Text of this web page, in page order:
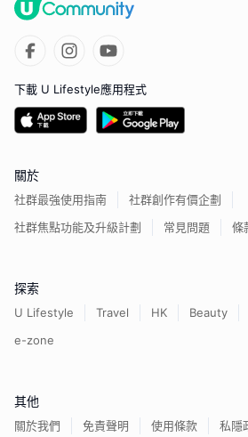
下載 U Lifestyle應用程式
關於
社群最強使用指南
社群創作有價企劃
社群焦點功能及升級計劃
常見問題 條
探索
U Lifestyle Travel HK Beauty
e-zone
其他
關於我們 免責聲明 使用條款 私隱